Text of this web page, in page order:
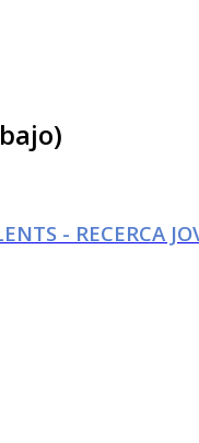
- RECERCA